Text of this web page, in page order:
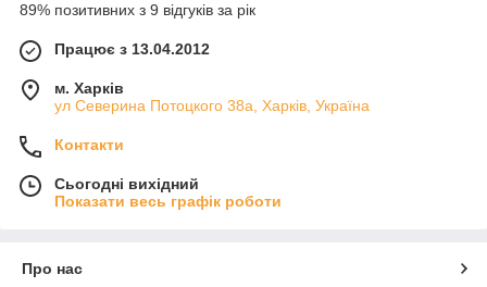
89% позитивних з 9 відгуків за рік
Працює з 13.04.2012
м. Харків
ул Северина Потоцкого 38а, Харків, Україна
Контакти
Сьогодні вихідний
Показати весь графік роботи
Про нас